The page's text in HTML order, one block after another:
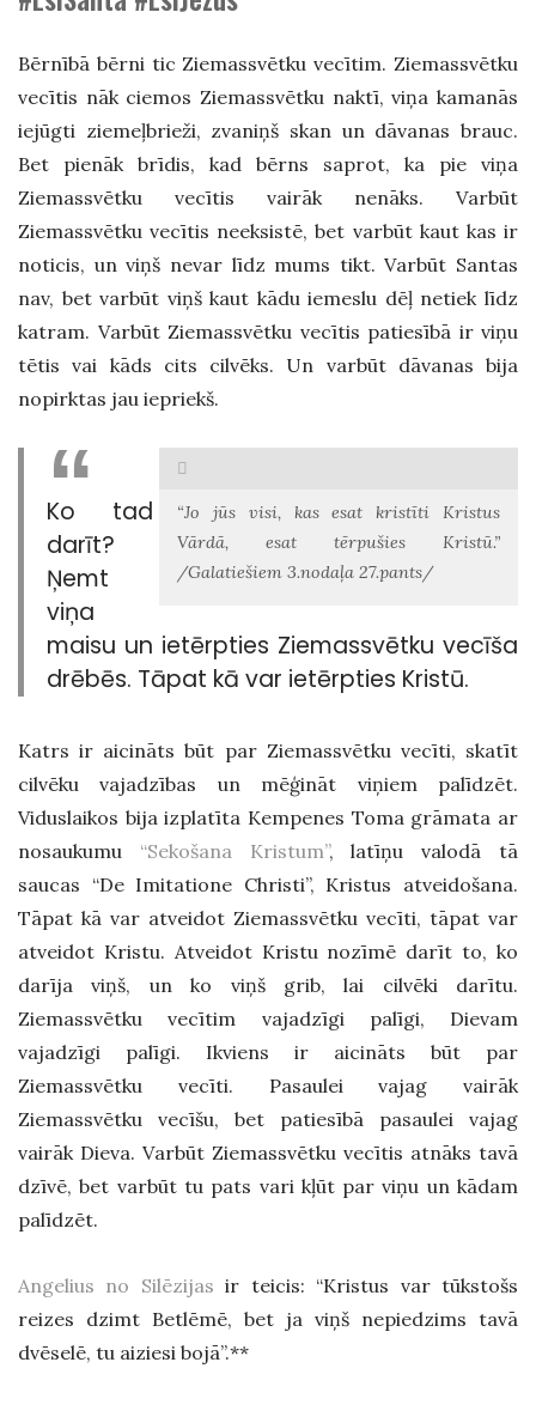
Bērnībā bērni tic Ziemassvētku vecītim. Ziemassvētku
vecītis nāk ciemos Ziemassvētku naktī, viņa kamanās
iejūgti ziemeļbrieži, zvaniņš skan un dāvanas brauc.
Bet pienāk brīdis, kad bērns saprot, ka pie viņa
Ziemassvētku vecītis vairāk nenāks. Varbūt
Ziemassvētku vecītis neeksistē, bet varbūt kaut kas ir
noticis, un viņš nevar līdz mums tikt. Varbūt Santas
nav, bet varbūt viņš kaut kādu iemeslu dēļ netiek līdz
katram. Varbūt Ziemassvētku vecītis patiesībā ir viņu
tētis vai kāds cits cilvēks. Un varbūt dāvanas bija
nopirktas jau iepriekš.
“Jo jūs visi, kas esat kristīti Kristus
Vārdā, esat tērpušies Kristū.”
/Galatiešiem 3.nodaļa 27.pants/
Ko tad
darīt?
Ņemt
viņa
maisu un ietērpties Ziemassvētku vecīša
drēbēs. Tāpat kā var ietērpties Kristū.
Katrs ir aicināts būt par Ziemassvētku vecīti, skatīt
cilvēku vajadzības un mēģināt viņiem palīdzēt.
Viduslaikos bija izplatīta Kempenes Toma grāmata ar
nosaukumu “Sekošana Kristum”, latīņu valodā tā
saucas “De Imitatione Christi”, Kristus atveidošana.
Tāpat kā var atveidot Ziemassvētku vecīti, tāpat var
atveidot Kristu. Atveidot Kristu nozīmē darīt to, ko
darīja viņš, un ko viņš grib, lai cilvēki darītu.
Ziemassvētku vecītim vajadzīgi palīgi, Dievam
vajadzīgi palīgi. Ikviens ir aicināts būt par
Ziemassvētku vecīti. Pasaulei vajag vairāk
Ziemassvētku vecīšu, bet patiesībā pasaulei vajag
vairāk Dieva. Varbūt Ziemassvētku vecītis atnāks tavā
dzīvē, bet varbūt tu pats vari kļūt par viņu un kādam
palīdzēt.
Angelius no Silēzijas ir teicis: “Kristus var tūkstošs
reizes dzimt Betlēmē, bet ja viņš nepiedzims tavā
dvēselē, tu aiziesi bojā”.**